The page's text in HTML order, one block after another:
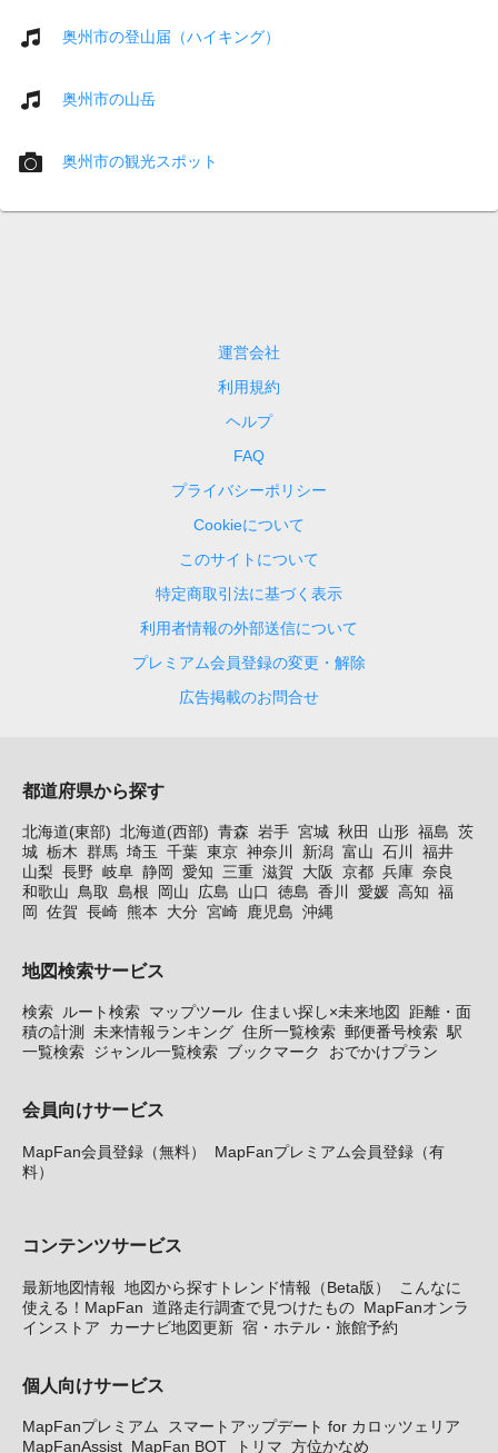
奥州市の登山届（ハイキング）
奥州市の山岳
奥州市の観光スポット
運営会社
利用規約
ヘルプ
FAQ
プライバシーポリシー
Cookieについて
このサイトについて
特定商取引法に基づく表示
利用者情報の外部送信について
プレミアム会員登録の変更・解除
広告掲載のお問合せ
都道府県から探す
北海道(東部) 北海道(西部) 青森 岩手 宮城 秋田 山形 福島 茨
城 栃木 群馬 埼玉 千葉 東京 神奈川 新潟 富山 石川
福井
山梨 長野 岐阜 静岡 愛知 三重 滋賀 大阪 京都 兵庫 奈良
和歌山 鳥取 島根 岡山 広島 山口 徳島 香川 愛媛 高知 福
岡
佐賀 長崎 熊本 大分 宮崎 鹿児島 沖縄
地図検索サービス
検索 ルート検索 マップツール 住まい探し×未来地図
距離・面
積の計測
未来情報ランキング 住所一覧検索 郵便番号検索 駅
一覧検索 ジャンル一覧検索 ブックマーク おでかけプラン
会員向けサービス
MapFan会員登録（無料）
MapFanプレミアム会員登録（有
料）
コンテンツサービス
最新地図情報 地図から探すトレンド情報（Beta版）
こんなに
使える！MapFan 道路走行調査で見つけたもの MapFanオンラ
インストア
カーナビ地図更新 宿・ホテル・旅館予約
個人向けサービス
MapFanプレミアム
スマートアップデート for カロッツェリア
MapFanAssist MapFan BOT トリマ 方位かなめ